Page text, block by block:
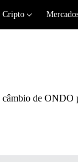
Cripto
câmbio de ONDO